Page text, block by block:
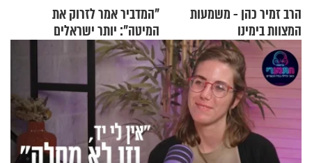
הרב זמיר כהן - משמעות
המצוות בימינו
"המדביר אמר לזרוק את
המיטה": יותר ישראלים
מדווחים על מכת פשפשי
המיטה